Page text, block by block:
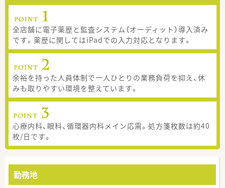
全店舗に電子薬歴と監査システム（オーディット）導入済み
です。薬歴に関してはiPadでの入力対応となります。
余裕を持った人員体制で一人ひとりの業務負荷を抑え、休
みも取りやすい環境を整えています。
心療内科、眼科、循環器内科メイン応需。処方箋枚数は約40
枚/日です。
勤務地